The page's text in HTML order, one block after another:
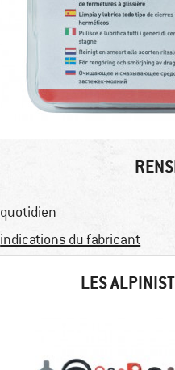
quotidien
indications du fabricant
LES